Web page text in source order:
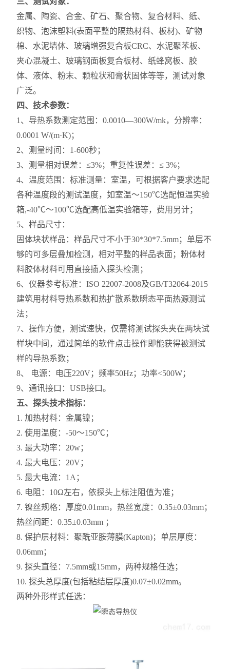
金属、陶瓷、合金、矿石、聚合物、复合材料、纸、
织物、泡沫塑料(表面平整的隔热材料、板材)、矿物
棉、水泥墙体、玻璃增强复合板CRC、水泥聚苯板、
夹心混凝土、玻璃钢面板复合板材、纸蜂窝板、胶
体、液体、粉末、颗粒状和膏状固体等等，测试对象
广泛。
四、技术参数：
1、导热系数测定范围：0.0010—300W/mk，分辨率：
0.0001 W/(m·K)；
2、测量时间：1-600秒；
3、测量相对误差：≤3%；重复性误差：≤ 3%；
4、温度范围：标准测量：室温，可根据客户要求选配
各种温度段的测试温度，如室温～150℃选配恒温实验
箱,-40℃～100℃选配高低温实验箱等，费用另计；
5、样品尺寸：
固体块状样品：样品尺寸不小于30*30*7.5mm；单层不
够的可多层叠加检测，相对平整的样品表面；粉体材
料胶体材料可用直接插入探头检测；
6、仪器参考标准：ISO 22007-2008及GB/T32064-2015
建筑用材料导热系数和热扩散系数瞬态平面热源测试
法；
7、操作方便，测试速快，仅需将测试探头夹在两块试
样块中间，通过简单的软件点击操作即能获得被测试
样的导热系数；
8、 电源：电压220V；频率50Hz；功率<500W；
9、通讯接口：USB接口。
五、探头技术指标：
1. 加热材料：金属镍；
2. 使用温度：-50～150℃；
3. 最大功率：20w；
4. 最大电压：20V；
5. 最大电流：1A；
6. 电阻：10Ω左右，依探头上标注阻值为准；
7. 镍丝规格：厚度0.01mm，热丝宽度：0.35±0.03mm；
热丝间距：0.35±0.03mm ；
8. 保护层材料：聚酰亚胺薄膜(Kapton)；单层厚度：
0.06mm；
9. 探头直径：7.5mm或15mm，两种规格任选；
10. 探头总厚度(包括粘结层厚度)0.07±0.02mm。
两种外形样式任选：